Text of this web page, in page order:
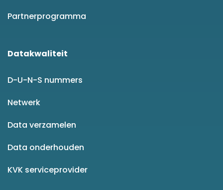
Partnerprogramma
Datakwaliteit
D-U-N-S nummers
Netwerk
Data verzamelen
Data onderhouden
KVK serviceprovider